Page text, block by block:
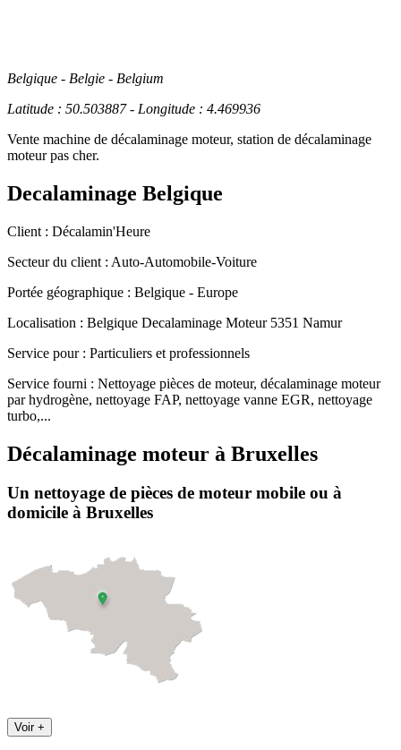
Belgique - Belgie - Belgium
Latitude : 50.503887 - Longitude : 4.469936
Vente machine de décalaminage moteur, station de décalaminage
moteur pas cher.
Decalaminage Belgique
Client : Décalamin'Heure
Secteur du client : Auto-Automobile-Voiture
Portée géographique : Belgique - Europe
Localisation : Belgique Decalaminage Moteur 5351 Namur
Service pour : Particuliers et professionnels
Service fourni : Nettoyage pièces de moteur, décalaminage moteur
par hydrogène, nettoyage FAP, nettoyage vanne EGR, nettoyage
turbo,...
Décalaminage moteur à Bruxelles
Un nettoyage de pièces de moteur mobile ou à
domicile à Bruxelles
Voir +